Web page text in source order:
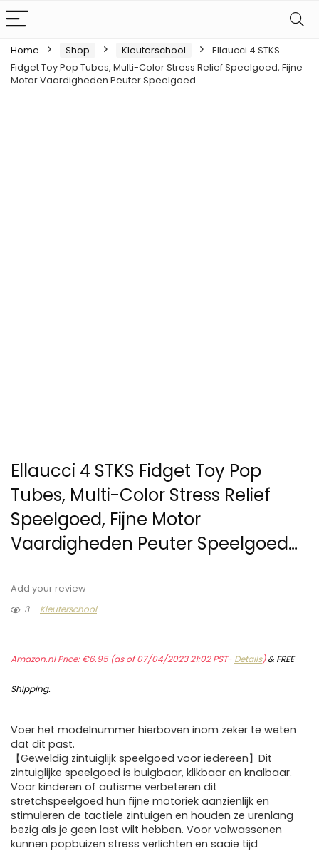
Home Shop Kleuterschool
Ellaucci 4 STKS
Fidget Toy Pop Tubes, Multi-Color Stress Relief Speelgoed, Fijne
Motor Vaardigheden Peuter Speelgoed…
Ellaucci 4 STKS Fidget Toy Pop
Tubes, Multi-Color Stress Relief
Speelgoed, Fijne Motor
Vaardigheden Peuter Speelgoed…
Add your review
3
Kleuterschool
Amazon.nl Price:€6.95(as of 07/04/2023 21:02 PST- Details)&FREE
Shipping.
Voer het modelnummer hierboven inom zeker te weten
dat dit past.
【Geweldig zintuiglijk speelgoed voor iedereen】Dit
zintuiglijke speelgoed is buigbaar, klikbaar en knalbaar.
Voor kinderen of autisme verbeteren dit
stretchspeelgoed hun fijne motoriek aanzienlijk en
stimuleren de tactiele zintuigen en houden ze urenlang
bezig als je geen last wilt hebben. Voor volwassenen
kunnen popbuizen stress verlichten en saaie tijd